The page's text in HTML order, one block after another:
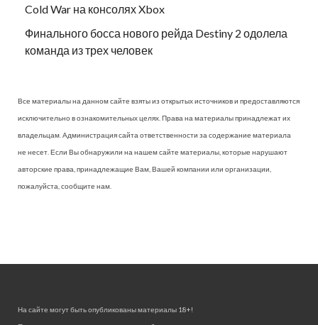
Cold War на консолях Xbox
Финального босса нового рейда Destiny 2 одолела
команда из трех человек
Все материалы на данном сайте взяты из открытых источников и предоставляются
исключительно в ознакомительных целях. Права на материалы принадлежат их
владельцам. Администрация сайта ответственности за содержание материала
не несет. Если Вы обнаружили на нашем сайте материалы, которые нарушают
авторские права, принадлежащие Вам, Вашей компании или организации,
пожалуйста, сообщите нам.
На сайте могут быть опубликованы материалы 18+!